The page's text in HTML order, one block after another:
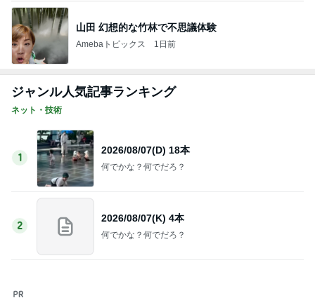
2
何でかな？何でだろ？
3
最新‼️世界情勢&GESARA金融関連情報‼️ 202
6.8.6
4
2026/08/06(D) 22本
何でかな？何でだろ？
5
「疲れが取れない」がニュースになったます
何でかな？何でだろ？